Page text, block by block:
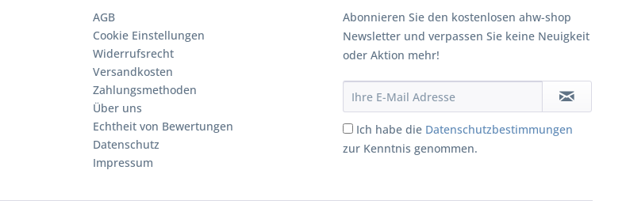
AGB
Cookie Einstellungen
Widerrufsrecht
Versandkosten
Zahlungsmethoden
Über uns
Echtheit von Bewertungen
Datenschutz
Impressum
Abonnieren Sie den kostenlosen ahw-shop
Newsletter und verpassen Sie keine Neuigkeit
oder Aktion mehr!
Ich habe die Datenschutzbestimmungen
zur Kenntnis genommen.